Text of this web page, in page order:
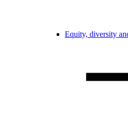
Equity, diversity